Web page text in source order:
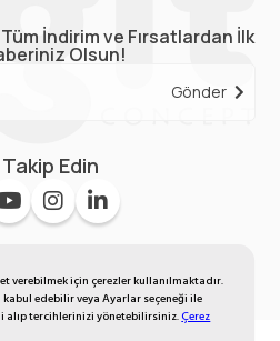
verebilmek için çerezler kullanılmaktadır.
edebilir veya Ayarlar seçeneği ile
alıp tercihlerinizi yönetebilirsiniz.Çerez
İndirim ve Fırsatlardan İlk
Olsun!
Gönder
Edin